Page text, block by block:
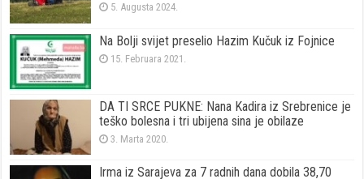
5. Augusta 2024.
Na Bolji svijet preselio Hazim Kučuk iz Fojnice
15. Februara 2021.
DA TI SRCE PUKNE: Nana Kadira iz Srebrenice je
teško bolesna i tri ubijena sina je obilaze
3. Marta 2020.
Irma iz Sarajeva za 7 radnih dana dobila 38,70